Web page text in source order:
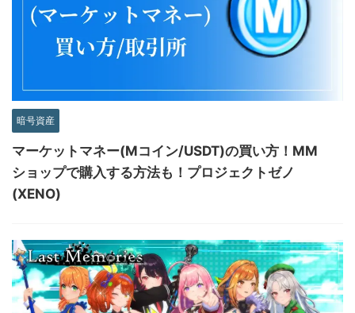
暗号資産
マーケットマネー(Mコイン/USDT)の買い方！MM
ショップで購入する方法も！プロジェクトゼノ
(XENO)